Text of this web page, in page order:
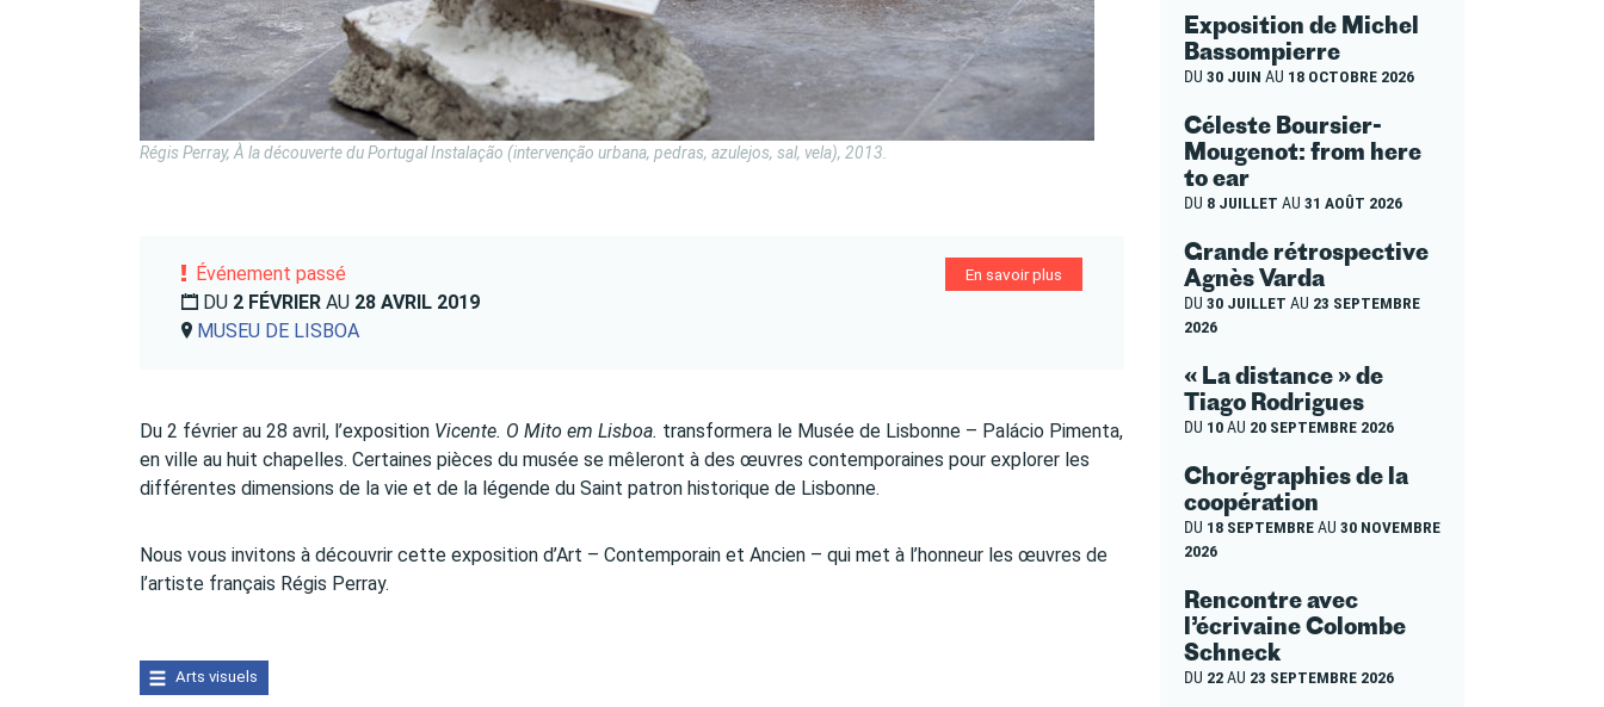
Régis Perray, À la découverte du Portugal Instalação (intervenção urbana, pedras, azulejos, sal, vela), 2013.
Événement passé
DU 2 FÉVRIER AU 28 AVRIL 2019
MUSEU DE LISBOA
En savoir plus
Du 2 février au 28 avril, l’exposition Vicente. O Mito em Lisboa. transformera le Musée de Lisbonne – Palácio Pimenta,
en ville au huit chapelles. Certaines pièces du musée se mêleront à des œuvres contemporaines pour explorer les
différentes dimensions de la vie et de la légende du Saint patron historique de Lisbonne.
Nous vous invitons à découvrir cette exposition d’Art – Contemporain et Ancien – qui met à l’honneur les œuvres de
l’artiste français Régis Perray.
Arts visuels
Exposition de Michel
Bassompierre
DU 30 JUIN AU 18 OCTOBRE 2026
Céleste Boursier-
Mougenot: from here
to ear
DU 8 JUILLET AU 31 AOÛT 2026
Grande rétrospective
Agnès Varda
DU 30 JUILLET AU 23 SEPTEMBRE
2026
« La distance » de
Tiago Rodrigues
DU 10AU 20 SEPTEMBRE 2026
Chorégraphies de la
coopération
DU 18 SEPTEMBREAU 30 NOVEMBRE
2026
Rencontre avec
l’écrivaine Colombe
Schneck
DU 22AU 23 SEPTEMBRE 2026